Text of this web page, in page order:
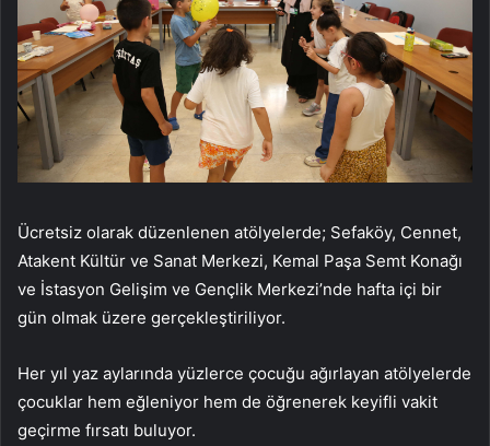
Ücretsiz olarak düzenlenen atölyelerde; Sefaköy, Cennet,
Atakent Kültür ve Sanat Merkezi, Kemal Paşa Semt Konağı
ve İstasyon Gelişim ve Gençlik Merkezi’nde hafta içi bir
gün olmak üzere gerçekleştiriliyor.
Her yıl yaz aylarında yüzlerce çocuğu ağırlayan atölyelerde
çocuklar hem eğleniyor hem de öğrenerek keyifli vakit
geçirme fırsatı buluyor.